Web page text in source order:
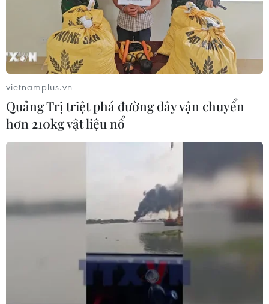
TIN CÙNG CHUYÊN MỤC
Cơ cấu lại vốn nhà nước tại doanh
nghiệp gắn với mục tiêu tăng trưởng
hai con số
Bộ Tài chính: Thống nhất bốn
Chương trình mục tiêu quốc gia
Tháo gỡ dứt điểm vướng mắc hiện
vietnamplus.vn
Quảng Trị triệt phá đường dây vận chuyển
hơn 210kg vật liệu nổ